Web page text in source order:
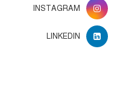
INSTAGRAM
LINKEDIN